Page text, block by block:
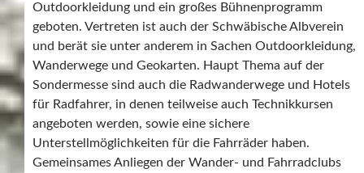
Outdoorkleidung und ein großes Bühnenprogramm
geboten. Vertreten ist auch der Schwäbische Albverein
und berät sie unter anderem in Sachen Outdoorkleidung,
Wanderwege und Geokarten. Haupt Thema auf der
Sondermesse sind auch die Radwanderwege und Hotels
für Radfahrer, in denen teilweise auch Technikkursen
angeboten werden, sowie eine sichere
Unterstellmöglichkeiten für die Fahrräder haben.
Gemeinsames Anliegen der Wander- und Fahrradclubs